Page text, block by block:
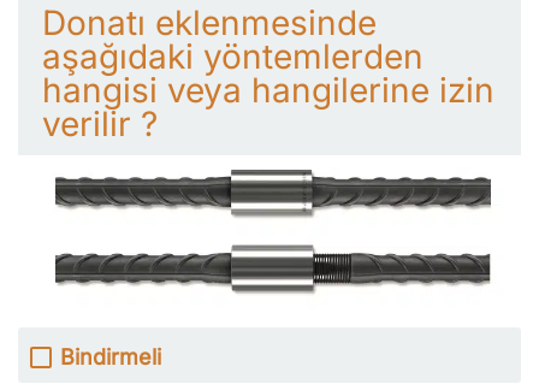
Donatı eklenmesinde
aşağıdaki yöntemlerden
hangisi veya hangilerine izin
verilir ?
Bindirmeli